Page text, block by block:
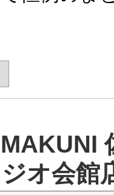
オ会館